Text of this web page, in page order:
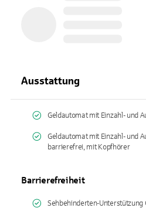
Ausstattung
Geldautomat mit Einzahl- und
Geldautomat mit Einzahl- und
barrierefrei, mit Kopfhörer
Barrierefreiheit
Sehbehinderten-Unterstützung